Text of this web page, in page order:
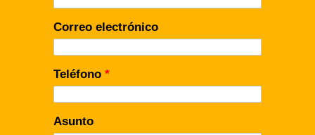
Correo electrónico
Teléfono *
Asunto